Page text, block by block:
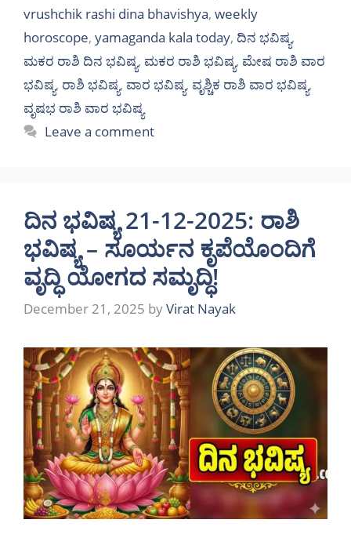
vrushchik rashi dina bhavishya, weekly
horoscope, yamaganda kala today, ದಿನ ಭವಿಷ್ಯ,
ಮಕರ ರಾಶಿ ದಿನ ಭವಿಷ್ಯ, ಮಕರ ರಾಶಿ ಭವಿಷ್ಯ, ಮೇಷ ರಾಶಿ ವಾರ
ಭವಿಷ್ಯ, ರಾಶಿ ಭವಿಷ್ಯ, ವಾರ ಭವಿಷ್ಯ, ವೃಶ್ಚಿಕ ರಾಶಿ ವಾರ ಭವಿಷ್ಯ,
ವೃಷಭ ರಾಶಿ ವಾರ ಭವಿಷ್ಯ
Leave a comment
ದಿನ ಭವಿಷ್ಯ 21-12-2025: ರಾಶಿ
ಭವಿಷ್ಯ – ಸೂರ್ಯನ ಕೃಪೆಯೊಂದಿಗೆ
ವೃದ್ಧಿ ಯೋಗದ ಸಮೃದ್ಧಿ!
December 21, 2025 byVirat Nayak